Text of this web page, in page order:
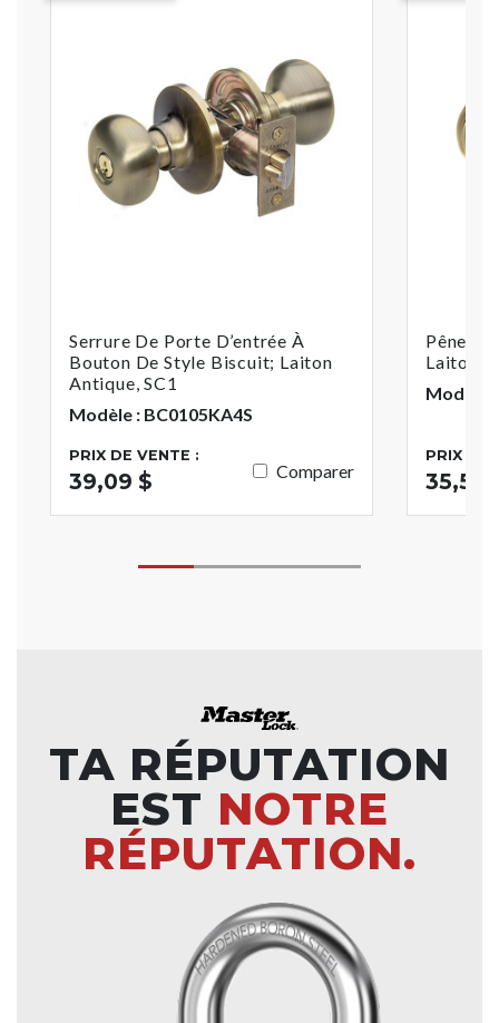
Serrure De Porte D’entrée À
Bouton De Style Biscuit; Laiton
Antique, SC1
Modèle : BC0105KA4S
PRIX DE VENTE :
39,09 $ Comparer
Pêne
Laiton
Modèle
PRIX DE
35,54
TA RÉPUTATION
EST NOTRE
RÉPUTATION.